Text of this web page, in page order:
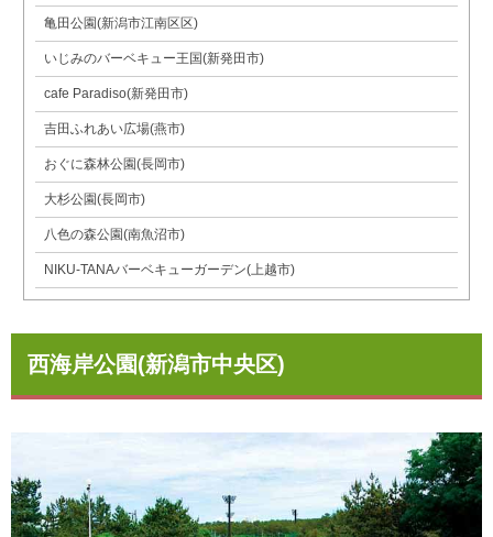
亀田公園(新潟市江南区区)
いじみのバーベキュー王国(新発田市)
cafe Paradiso(新発田市)
吉田ふれあい広場(燕市)
おぐに森林公園(長岡市)
大杉公園(長岡市)
八色の森公園(南魚沼市)
NIKU-TANAバーベキューガーデン(上越市)
西海岸公園(新潟市中央区)